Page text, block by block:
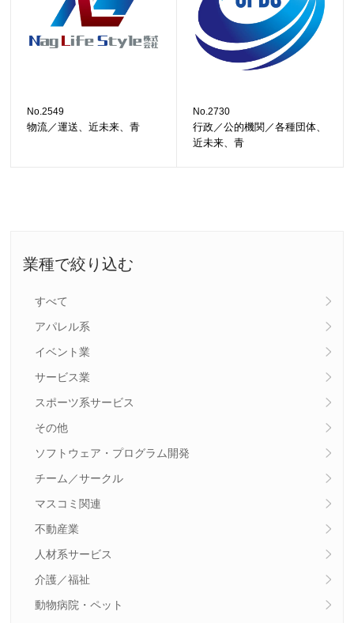
業種で絞り込む
すべて
アパレル系
イベント業
サービス業
スポーツ系サービス
その他
ソフトウェア・プログラム開発
チーム／サークル
マスコミ関連
不動産業
人材系サービス
介護／福祉
動物病院・ペット
No.2549
物流／運送、近未来、青
No.2730
行政／公的機関／各種団体、
近未来、青